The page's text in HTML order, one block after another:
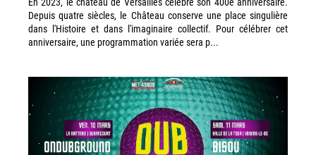
Depuis quatre siècles, le Château conserve une place singulière
dans l'Histoire et dans l'imaginaire collectif. Pour célébrer cet
anniversaire, une programmation variée sera p...